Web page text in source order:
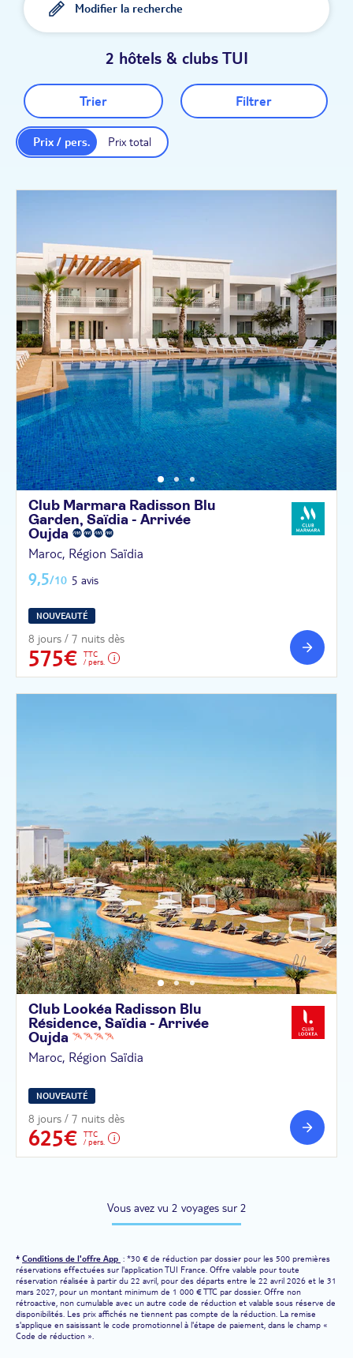
Modifier la recherche
2 hôtels & clubs TUI
Trier Filtrer
Prix total
Prix / pers.
Club Marmara Radisson Blu
Garden, Saïdia - Arrivée
Oujda
Maroc, Région Saïdia
9,5/10 5 avis
NOUVEAUTÉ
8 jours / 7 nuits dès
575€
TTC
/ pers.
Club Lookéa Radisson Blu
Résidence, Saïdia - Arrivée
Oujda
Maroc, Région Saïdia
NOUVEAUTÉ
8 jours / 7 nuits dès
625€
TTC
/ pers.
Vous avez vu 2 voyages sur 2
* Conditions de l'offre App : *30 € de réduction par dossier pour les 500 premières
réservations effectuées sur l'application TUI France. Offre valable pour toute
réservation réalisée à partir du 22 avril, pour des départs entre le 22 avril 2026 et le 31
mars 2027, pour un montant minimum de 1 000 € TTC par dossier. Offre non
rétroactive, non cumulable avec un autre code de réduction et valable sous réserve de
disponibilités. Les prix affichés ne tiennent pas compte de la réduction. La remise
s'applique en saisissant le code promotionnel à l'étape de paiement, dans le champ «
Code de réduction ».